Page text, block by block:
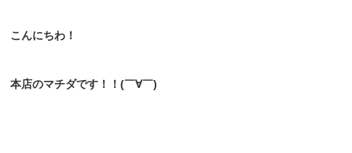
こんにちわ！
本店のマチダです！！(￣∀￣)